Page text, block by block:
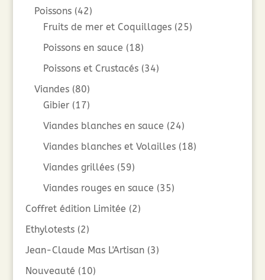
Poissons (42)
Fruits de mer et Coquillages (25)
Poissons en sauce (18)
Poissons et Crustacés (34)
Viandes (80)
Gibier (17)
Viandes blanches en sauce (24)
Viandes blanches et Volailles (18)
Viandes grillées (59)
Viandes rouges en sauce (35)
Coffret édition Limitée (2)
Ethylotests (2)
Jean-Claude Mas L'Artisan (3)
Nouveauté (10)